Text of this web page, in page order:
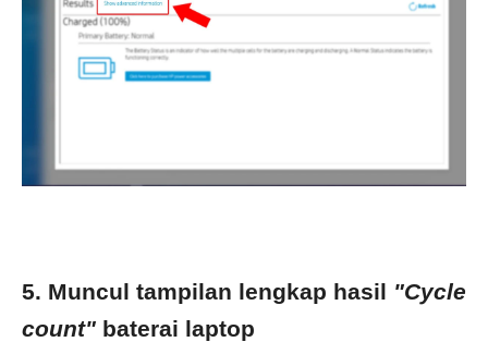
5. Muncul tampilan lengkap hasil "Cycle
count" baterai laptop